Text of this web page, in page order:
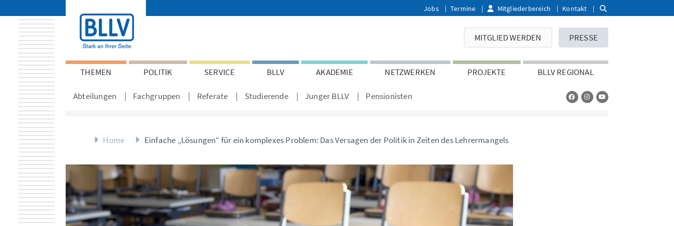
Jobs Termine Mitgliederbereich Kontakt
MITGLIED WERDEN PRESSE
THEMEN POLITIK SERVICE BLLV AKADEMIE NETZWERKEN PROJEKTE BLLV REGIONAL
Abteilungen Fachgruppen Referate Studierende Junger BLLV Pensionisten
Home Einfache „Lösungen“ für ein komplexes Problem: Das Versagen der Politik in Zeiten des Lehrermangels